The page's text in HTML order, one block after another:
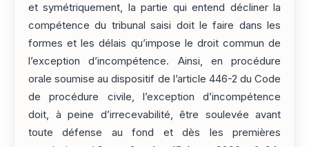
et symétriquement, la partie qui entend décliner la
compétence du tribunal saisi doit le faire dans les
formes et les délais qu’impose le droit commun de
l’exception d’incompétence. Ainsi, en procédure
orale soumise au dispositif de l’article 446-2 du Code
de procédure civile, l’exception d’incompétence
doit, à peine d’irrecevabilité, être soulevée avant
toute défense au fond et dès les premières